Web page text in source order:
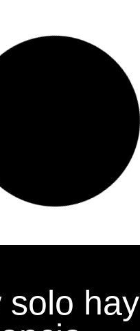
solo hay